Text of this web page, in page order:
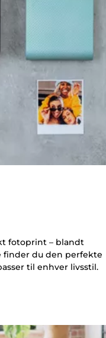
fotoprint – blandt
finder du den perfekte
til enhver livsstil.